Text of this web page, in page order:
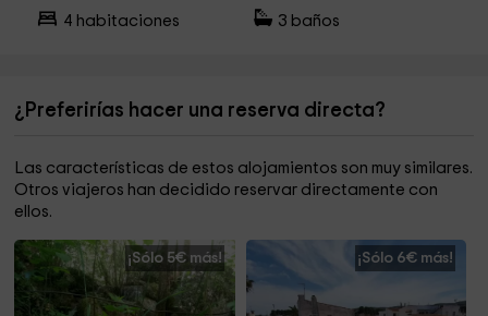
4 habitaciones 3 baños
¿Preferirías hacer una reserva directa?
Las características de estos alojamientos son muy similares.
Otros viajeros han decidido reservar directamente con
ellos.
¡Sólo 5€ más! ¡Sólo 6€ más!